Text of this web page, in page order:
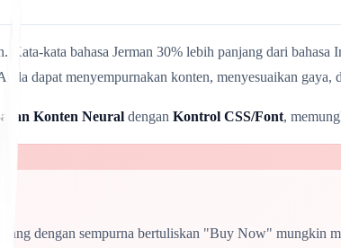
Kata-kata bahasa Jerman 30% lebih panjang dari
dapat menyempurnakan konten, menyesuaikan
Konten Neural dengan Kontrol CSS/Font,
dengan sempurna bertuliskan "Buy Now" mungkin